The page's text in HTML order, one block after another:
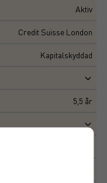
Aktiv
Credit Suisse London
Kapitalskyddad
5,5 år